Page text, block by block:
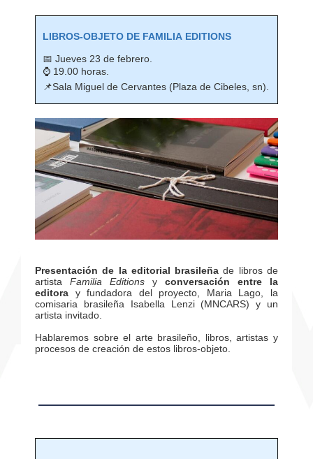
LIBROS-OBJETO DE FAMILIA EDITIONS
📅 Jueves 23 de febrero.
⌚ 19.00 horas.
📌Sala Miguel de Cervantes (Plaza de Cibeles, sn).
Presentación de la editorial brasileña de libros de
artista Familia Editions y conversación entre la
editora y fundadora del proyecto, Maria Lago, la
comisaria brasileña Isabella Lenzi (MNCARS) y un
artista invitado.
Hablaremos sobre el arte brasileño, libros, artistas y
procesos de creación de estos libros-objeto.